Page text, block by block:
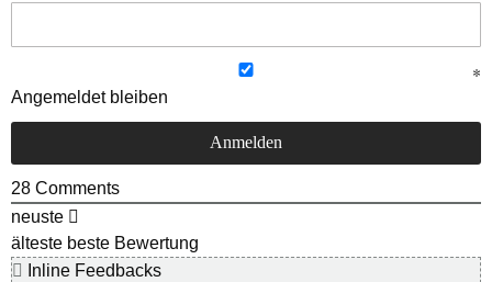
Angemeldet bleiben
28 Comments
neuste
älteste beste Bewertung
Inline Feedbacks